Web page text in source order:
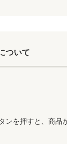
ついて
を押すと、商品